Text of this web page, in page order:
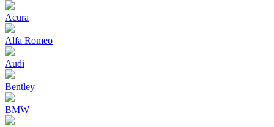
Acura
Alfa Romeo
Audi
Bentley
BMW